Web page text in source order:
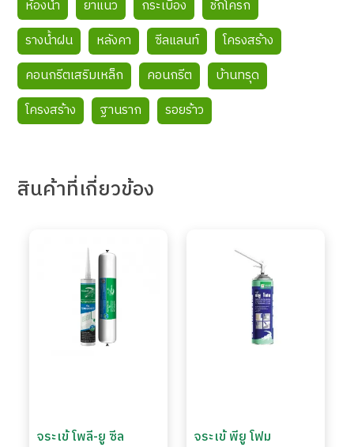
ห้องน้ำ ยาแนว กระเบื้อง
ชักโครก
รางน้ำฝน
หลังคา ซีลแลนท์
โครงสร้าง
คอนกรีตเสริมเหล็ก
คอนกรีต
บ้านทรุด
โครงสร้าง
ฐานราก รอยร้าว
สินค้าที่เกี่ยวข้อง
จระเข้ โพลี-ยู ซีล จระเข้ พียู โฟม